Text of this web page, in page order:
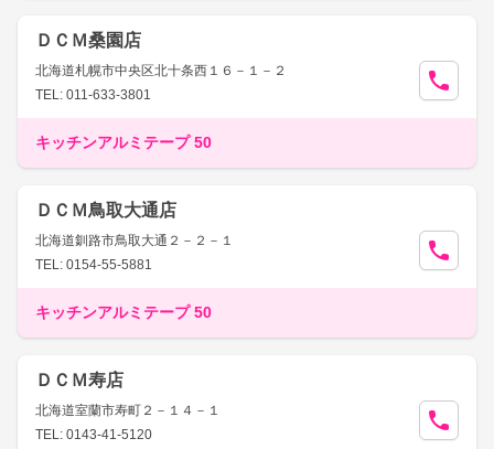
ＤＣＭ桑園店
北海道札幌市中央区北十条西１６－１－２
TEL: 011-633-3801
キッチンアルミテープ 50
ＤＣＭ鳥取大通店
北海道釧路市鳥取大通２－２－１
TEL: 0154-55-5881
キッチンアルミテープ 50
ＤＣＭ寿店
北海道室蘭市寿町２－１４－１
TEL: 0143-41-5120